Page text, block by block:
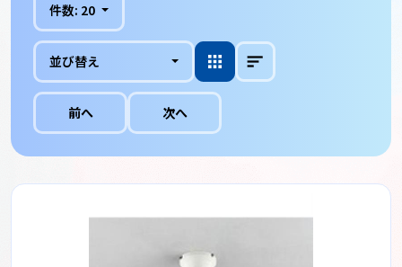
件数: 20
並び替え
前へ 次へ